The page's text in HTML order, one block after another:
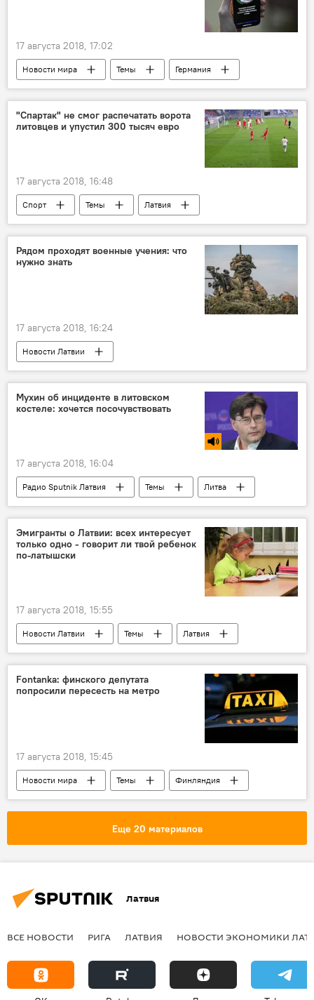
17 августа 2018, 17:02
Новости мира Темы Германия
"Спартак" не смог распечатать ворота
литовцев и упустил 300 тысяч евро
17 августа 2018, 16:48
Спорт Темы
Латвия
Литва
"Спартак" (Юрмала)
Рядом проходят военные учения: что
нужно знать
17 августа 2018, 16:24
Новости Латвии
Как подавить восстание: учения Namejs 2018
Темы
Латвия
Национальные вооруженные силы
Мухин об инциденте в литовском
костеле: хочется посочувствовать
17 августа 2018, 16:04
Радио Sputnik Латвия Темы
Литва
Алексей Мухин
Эмигранты о Латвии: всех интересует
только одно - говорит ли твой ребенок
по-латышски
17 августа 2018, 15:55
Новости Латвии Темы
Латвия
Великобритания
Инесе Эюгбо
латышский язык
Fontanka: финского депутата
попросили пересесть на метро
17 августа 2018, 15:45
Новости мира Темы Финляндия
Еще 20 материалов
Латвия
ВСЕ НОВОСТИ РИГА ЛАТВИЯ НОВОСТИ ЭКОНОМИКИ